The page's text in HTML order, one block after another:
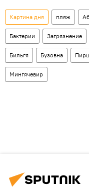
Картина дня пляж
Бактерии Загрязнение
Бильгя Бузовна
Мингячевир